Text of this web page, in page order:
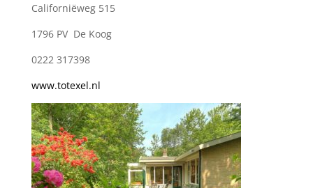
Californiëweg 515
1796 PV De Koog
0222 317398
www.totexel.nl